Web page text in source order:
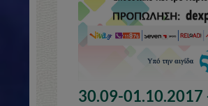
30.09-01.10.2017